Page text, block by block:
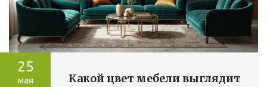
25
мая
Какой цвет мебели выглядит